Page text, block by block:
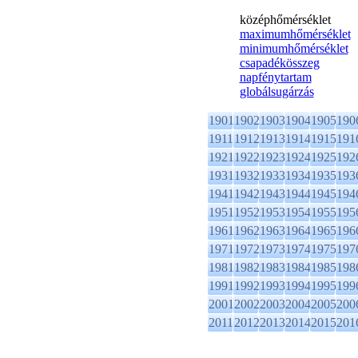
középhőmérséklet
maximumhőmérséklet
minimumhőmérséklet
csapadékösszeg
napfénytartam
globálsugárzás
19011902190319041905
19111912191319141915
19211922192319241925
19311932193319341935
19411942194319441945
19511952195319541955
19611962196319641965
19711972197319741975
19811982198319841985
19911992199319941995
20012002200320042005
20112012201320142015